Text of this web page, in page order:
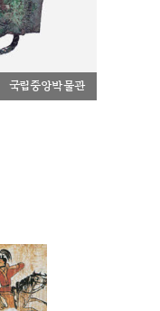
국립중앙박물관